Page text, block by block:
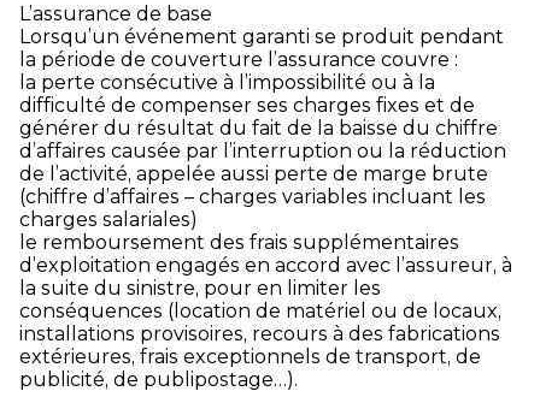
L’assurance de base
Lorsqu’un événement garanti se produit pendant
la période de couverture l’assurance couvre :
la perte consécutive à l’impossibilité ou à la
difficulté de compenser ses charges fixes et de
générer du résultat du fait de la baisse du chiffre
d’affaires causée par l’interruption ou la réduction
de l’activité, appelée aussi perte de marge brute
(chiffre d’affaires – charges variables incluant les
charges salariales)
le remboursement des frais supplémentaires
d’exploitation engagés en accord avec l’assureur, à
la suite du sinistre, pour en limiter les
conséquences (location de matériel ou de locaux,
installations provisoires, recours à des fabrications
extérieures, frais exceptionnels de transport, de
publicité, de publipostage…).